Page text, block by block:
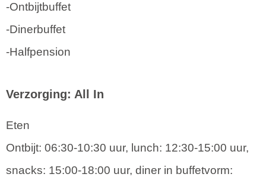
-Ontbijtbuffet
-Dinerbuffet
-Halfpension
Verzorging: All In
Eten
Ontbijt: 06:30-10:30 uur, lunch: 12:30-15:00 uur,
snacks: 15:00-18:00 uur, diner in buffetvorm: